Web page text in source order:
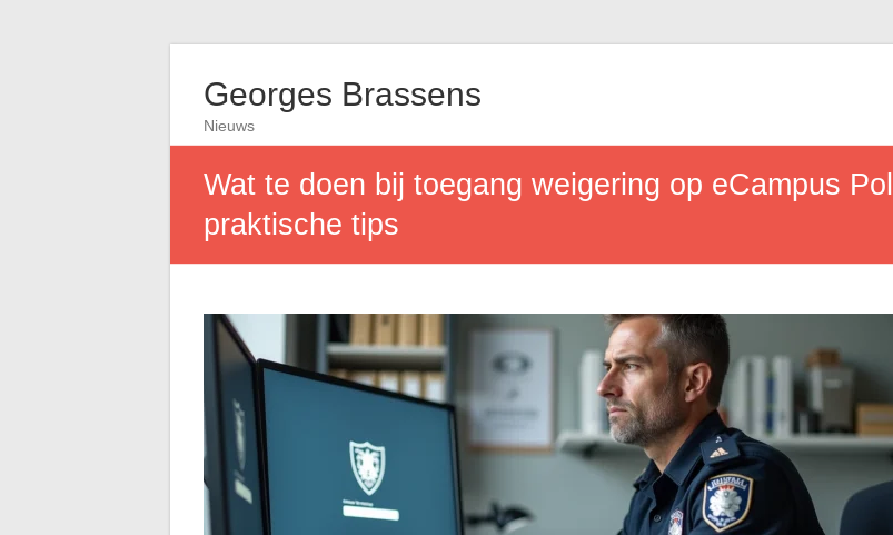
Georges Brassens
Nieuws
Wat te doen bij toegang weigering op eCampus
praktische tips